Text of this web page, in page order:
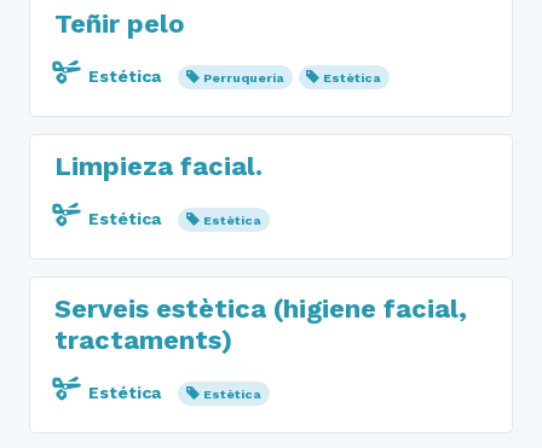
Teñir pelo
Estética Perruqueria Estètica
Limpieza facial.
Estética Estètica
Serveis estètica (higiene facial,
tractaments)
Estética Estètica